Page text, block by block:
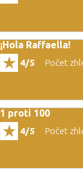
¡Hola Raffaella!
4/5 Počet
1 proti 100
4/5 Počet